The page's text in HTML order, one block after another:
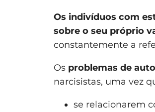
Os indivíduos com
sobre o seu próprio
constantemente a
Os problemas de
narcisistas, uma vez
se relacionarem